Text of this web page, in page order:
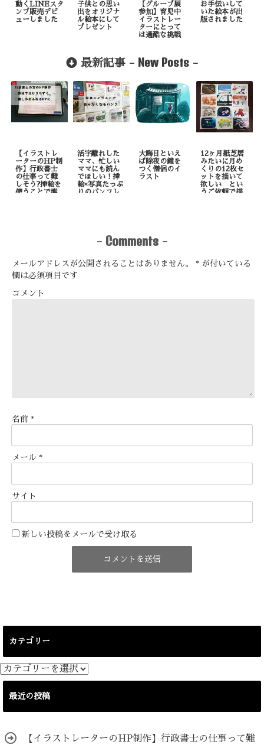
動くLINEスタ
ンプ販売デビ
ューしました
子供との思い
出をオリジナ
ル絵本にして
プレゼント
【グループ展
参加】育児中
イラストレー
ターにとって
は過酷な挑戦
お手伝いして
いた絵本が出
版されました
最新記事 - New Posts -
【イラストレ
ーターのHP制
作】行政書士
の仕事って難
しそう?挿絵を
使うことで誰
活字離れした
ママ、忙しい
ママにも読ん
でほしい！挿
絵×写真たっぷ
りのパンフレ
大晦日といえ
ば除夜の鐘を
つく僧侶のイ
ラスト
12ヶ月紙芝居
みたいに月め
くりの12枚セ
ットを描いて
欲しい とい
うご依頼で描
- Comments -
メールアドレスが公開されることはありません。 * が付いている
欄は必須項目です
コメント
名前 *
メール *
サイト
新しい投稿をメールで受け取る
カテゴリー
カ
テ
最近の投稿
【イラストレーターのHP制作】行政書士の仕事って難